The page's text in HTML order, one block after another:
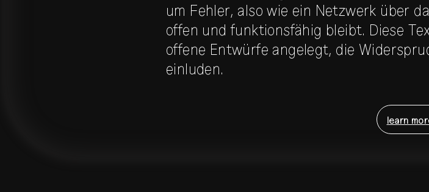
um Fehler, also wie ein Netzwerk über
offen und funktionsfähig bleibt. Diese
offene Entwürfe angelegt, die
einluden.
learn